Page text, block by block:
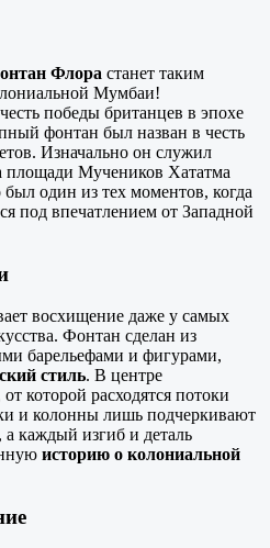
Флора станет таким
Мумбаи!
победы британцев в эпохе
фонтан был назван в честь
Изначально он служил
площади Мучеников Хататма
был один из тех моментов, когда
под впечатлением от Западной
восхищение даже у самых
Фонтан сделан из
барельефами и фигурами,
стиль. В центре
от которой расходятся потоки
и колонны лишь подчеркивают
а каждый изгиб и деталь
историю о колониальной